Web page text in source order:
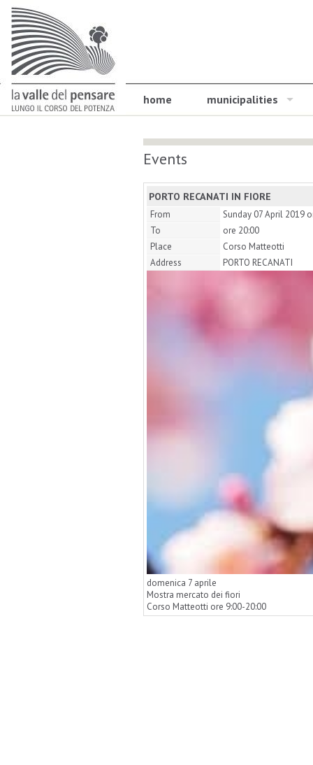
home municipalities
Events
PORTO RECANATI IN FIORE
From
Sunday 07 April 2019
To
ore 20:00
Place
Corso Matteotti
Address
PORTO RECANATI
domenica 7 aprile
Mostra mercato dei fiori
Corso Matteotti ore 9:00-20:00